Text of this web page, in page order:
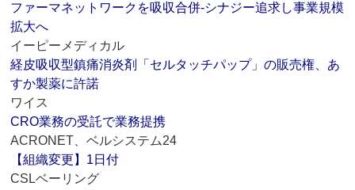
ファーマネットワークを吸収合併‐シナジー追求し事業規模
拡大へ
イーピーメディカル
経皮吸収型鎮痛消炎剤「セルタッチパップ」の販売権、あ
すか製薬に許諾
ワイス
CRO業務の受託で業務提携
ACRONET、ベルシステム24
【組織変更】1日付
CSLベーリング